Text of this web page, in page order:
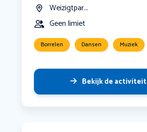
Weizigtpar...
Geen limiet
Borrelen Dansen Muziek
Bekijk de activiteit